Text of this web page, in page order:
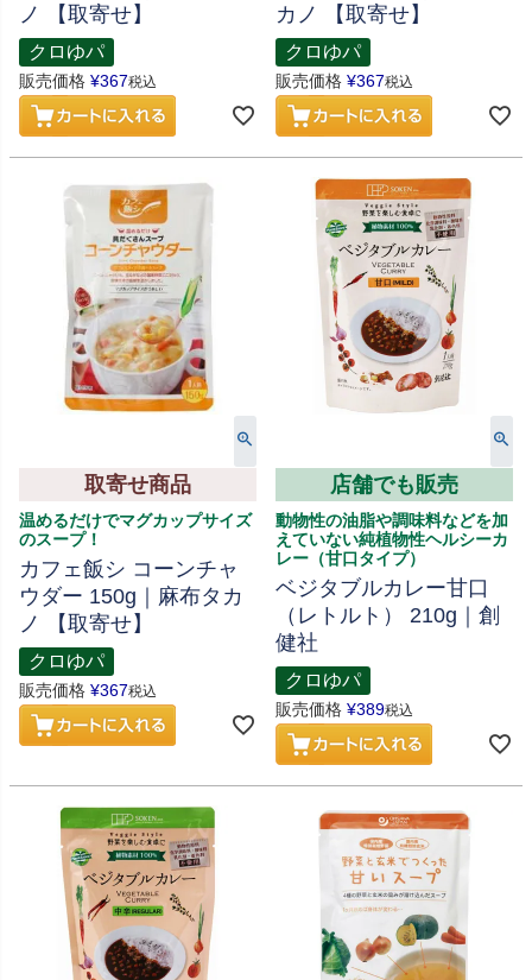
ノ 【取寄せ】
クロゆパ
販売価格 ¥367税込
カノ 【取寄せ】
クロゆパ
販売価格 ¥367税込
取寄せ商品
温めるだけでマグカップサイズ
のスープ！
カフェ飯シ コーンチャ
ウダー 150g｜麻布タカ
ノ 【取寄せ】
クロゆパ
販売価格 ¥367税込
店舗でも販売
動物性の油脂や調味料などを加
えていない純植物性ヘルシーカ
レー（甘口タイプ）
ベジタブルカレー甘口
（レトルト） 210g｜創
健社
クロゆパ
販売価格 ¥389税込